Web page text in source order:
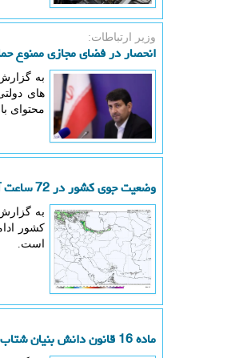
وزیر ارتباطات:
انحصار در فضای مجازی ممنوع
به
های
محتوای
وضعیت جوی کشور در 72 ساعت آینده اخطار بارندگی های رگباری در 2 استان
کشور
است.
ماده 16 قانون دانش بنیان شتاب دهنده تجدیدپذیرها و بازار سبز ایران